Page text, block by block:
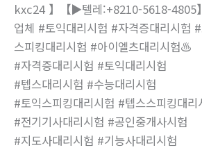
kxc24 】【▶텔레:+8210-5618-4805
업체 #토익대리시험 #자격증대리시험
스피킹대리시험 #아이엘츠대리시험♨️
#자격증대리시험 #토익대리시험
#텝스대리시험 #수능대리시험
#토익스피킹대리시험 #텝스스피킹대리
#전기기사대리시험 #공인중개사시험
#지도사대리시험 #기능사대리시험